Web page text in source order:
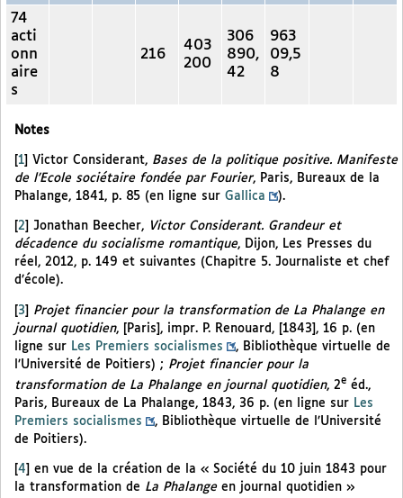
74
acti
onn
aire
s
216
403
200
306
890,
42
963
09,5
8
Notes
[1] Victor Considerant, Bases de la politique positive. Manifeste
de l’Ecole sociétaire fondée par Fourier, Paris, Bureaux de la
Phalange, 1841, p. 85 (en ligne sur Gallica ).
2 Jonathan Beecher, Victor Considerant. Grandeur et
décadence du socialisme romantique, Dijon, Les Presses du
réel, 2012, p. 149 et suivantes (Chapitre 5. Journaliste et chef
d’école).
3
Projet financier pour la transformation de La Phalange en
journal quotidien, [Paris], impr. P. Renouard, [1843], 16 p. (en
ligne sur Les Premiers socialismes
, Bibliothèque virtuelle de
l’Université de Poitiers) ; Projet financier pour la
transformation de La Phalange en journal quotidien, 2e éd.,
Paris, Bureaux de La Phalange, 1843, 36 p. (en ligne sur Les
Premiers socialismes
, Bibliothèque virtuelle de l’Université
de Poitiers).
4
en vue de la création de la « Société du 10 juin 1843 pour
la transformation de La Phalangeen journal quotidien »